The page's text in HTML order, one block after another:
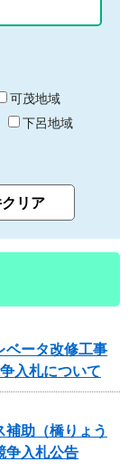
可茂地域
下呂地域
ベータ改修工事
入札について
助（橋りょう
入札公告